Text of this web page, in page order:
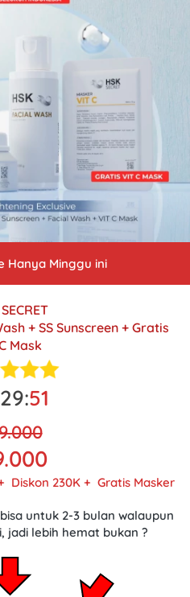
Hanya Minggu ini
+ SS Sunscreen + Gratis
Mask
:49
Diskon 230K + Gratis Masker
untuk 2-3 bulan walaupun
jadi lebih hemat bukan ?